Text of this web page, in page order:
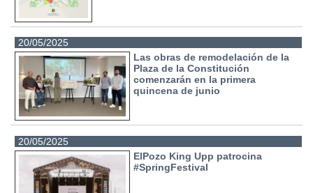
20/05/2025
Las obras de remodelación de la
Plaza de la Constitución
comenzarán en la primera
quincena de junio
20/05/2025
ElPozo King Upp patrocina
#SpringFestival